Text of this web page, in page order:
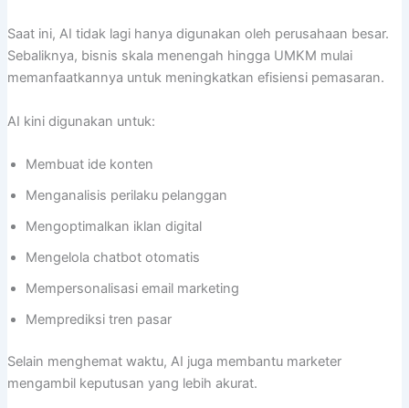
Saat ini, AI tidak lagi hanya digunakan oleh perusahaan besar.
Sebaliknya, bisnis skala menengah hingga UMKM mulai
memanfaatkannya untuk meningkatkan efisiensi pemasaran.
AI kini digunakan untuk:
Membuat ide konten
Menganalisis perilaku pelanggan
Mengoptimalkan iklan digital
Mengelola chatbot otomatis
Mempersonalisasi email marketing
Memprediksi tren pasar
Selain menghemat waktu, AI juga membantu marketer
mengambil keputusan yang lebih akurat.